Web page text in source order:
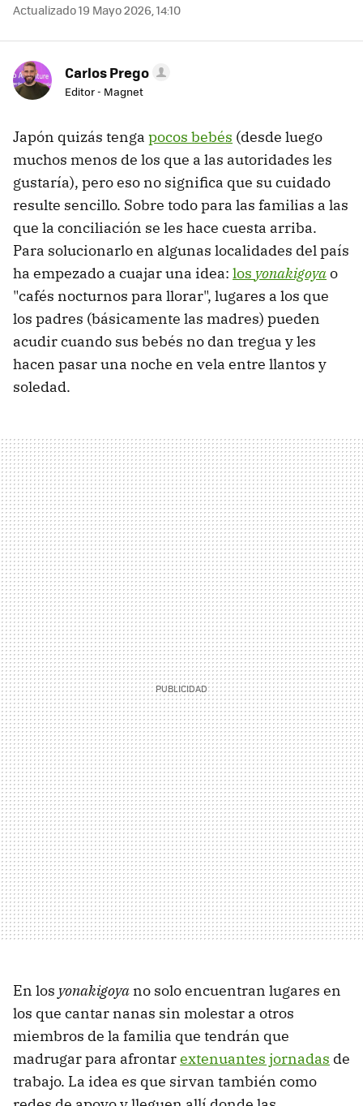
Actualizado 19 Mayo 2026, 14:10
Carlos Prego
Editor - Magnet
Japón quizás tenga pocos bebés (desde luego
muchos menos de los que a las autoridades les
gustaría), pero eso no significa que su cuidado
resulte sencillo. Sobre todo para las familias a las
que la conciliación se les hace cuesta arriba.
Para solucionarlo en algunas localidades del país
ha empezado a cuajar una idea: los yonakigoyao
"cafés nocturnos para llorar", lugares a los que
los padres (básicamente las madres) pueden
acudir cuando sus bebés no dan tregua y les
hacen pasar una noche en vela entre llantos y
soledad.
En los yonakigoya no solo encuentran lugares en
los que cantar nanas sin molestar a otros
miembros de la familia que tendrán que
madrugar para afrontarextenuantes jornadas de
trabajo. La idea es que sirvan también como